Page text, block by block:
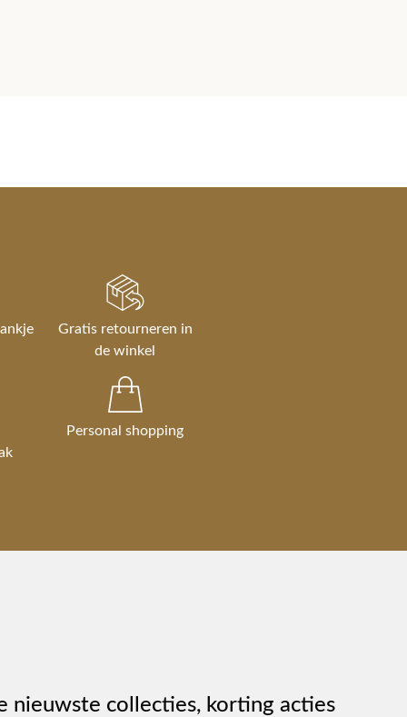
Gratis retourneren in
de winkel
Personal shopping
nieuwste collecties, korting acties